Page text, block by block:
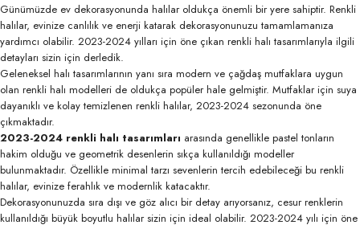
Günümüzde ev dekorasyonunda halılar oldukça önemli bir yere sahiptir. Renkli
halılar, evinize canlılık ve enerji katarak dekorasyonunuzu tamamlamanıza
yardımcı olabilir. 2023-2024 yılları için öne çıkan renkli halı tasarımlarıyla ilgili
detayları sizin için derledik.
Geleneksel halı tasarımlarının yanı sıra modern ve çağdaş mutfaklara uygun
olan renkli halı modelleri de oldukça popüler hale gelmiştir. Mutfaklar için suya
dayanıklı ve kolay temizlenen renkli halılar, 2023-2024 sezonunda öne
çıkmaktadır.
2023-2024 renkli halı tasarımları arasında genellikle pastel tonların
hakim olduğu ve geometrik desenlerin sıkça kullanıldığı modeller
bulunmaktadır. Özellikle minimal tarzı sevenlerin tercih edebileceği bu renkli
halılar, evinize ferahlık ve modernlik katacaktır.
Dekorasyonunuzda sıra dışı ve göz alıcı bir detay arıyorsanız, cesur renklerin
kullanıldığı büyük boyutlu halılar sizin için ideal olabilir. 2023-2024 yılı için öne